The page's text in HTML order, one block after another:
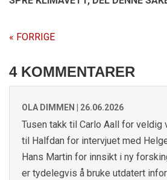
« FORRIGE
4 KOMMENTARER
OLA DIMMEN | 26.06.2026
Tusen takk til Carlo Aall for veldig
til Halfdan for intervjuet med
Hans Martin for innsikt i ny
er tydelegvis å bruke utdatert